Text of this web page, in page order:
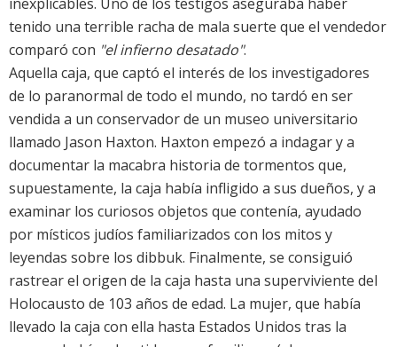
tenido una terrible racha de mala suerte que el vendedor
comparó con "el infierno desatado".
Aquella caja, que captó el interés de los investigadores
de lo paranormal de todo el mundo, no tardó en ser
vendida a un conservador de un museo universitario
llamado Jason Haxton. Haxton empezó a indagar y a
documentar la macabra historia de tormentos que,
supuestamente, la caja había infligido a sus dueños, y a
examinar los curiosos objetos que contenía, ayudado
por místicos judíos familiarizados con los mitos y
leyendas sobre los dibbuk. Finalmente, se consiguió
rastrear el origen de la caja hasta una superviviente del
Holocausto de 103 años de edad. La mujer, que había
llevado la caja con ella hasta Estados Unidos tras la